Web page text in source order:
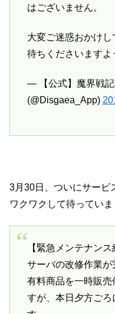
はございません。
大変ご迷惑おかけ
待ちくださいますよ
— 【公式】魔界戦
(@Disgaea_App)
3月30日、ついにサービ
ワクワクして待っていま
【緊急メンテナンス
サーバの改修作業が
有料商品を一時販売
すが、本日夕方ごろ